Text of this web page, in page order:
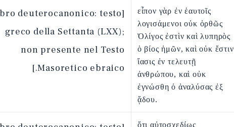
deuterocanonico: testo
greco della Settanta (LXX);
non presente nel Testo
Masoretico ebraico.]
εἶπον γὰρ ἐν ἑαυτοῖς
λογισάμενοι οὐκ ὀρθῶς
Ὀλίγος ἐστὶν καὶ λυπηρὸς
ὁ βίος ἡμῶν, καὶ οὐκ ἔστιν
ἴασις ἐν τελευτῇ
ἀνθρώπου, καὶ οὐκ
ἐγνώσθη ὁ ἀναλύσας ἐξ
ᾅδου.
ὅτι αὐτοσχεδίως